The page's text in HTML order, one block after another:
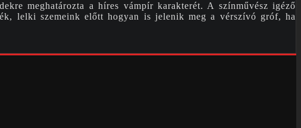
meghatározta a híres vámpír karakterét. A színművész igéző
lelki szemeink előtt hogyan is jelenik meg a vérszívó gróf, ha